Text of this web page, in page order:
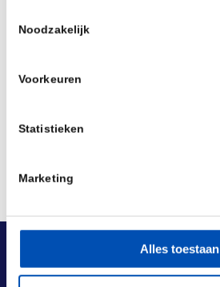
Noodzakelijk
Voorkeuren
Statistieken
Marketing
Alles toestaan
Deel dit stuk